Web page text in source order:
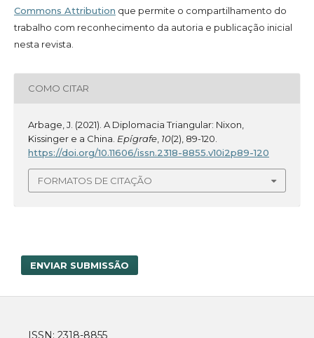
Commons Attribution que permite o compartilhamento do
trabalho com reconhecimento da autoria e publicação inicial
nesta revista.
COMO CITAR
Arbage, J. (2021). A Diplomacia Triangular: Nixon,
Kissinger e a China. Epígrafe, 10(2), 89-120.
https://doi.org/10.11606/issn.2318-8855.v10i2p89-120
FORMATOS DE CITAÇÃO
ENVIAR SUBMISSÃO
ISSN: 2318-8855